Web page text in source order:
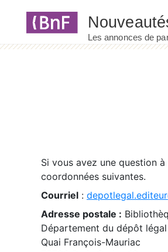
Si vous avez une question
coordonnées suivantes.
Courriel :
Adresse postale :
Département du dépôt
Quai François-Mauriac